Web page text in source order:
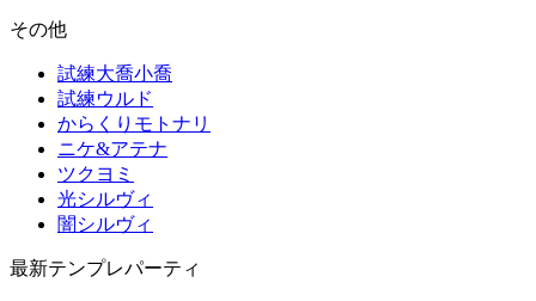
その他
試練大喬小喬
試練ウルド
からくりモトナリ
ニケ&アテナ
ツクヨミ
光シルヴィ
闇シルヴィ
最新テンプレパーティ